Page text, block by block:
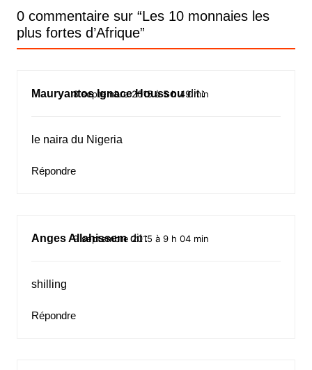
0 commentaire sur “Les 10 monnaies les
plus fortes d’Afrique”
Mauryantos Ignace Houssou dit :
8 septembre 2015 à 5 h 49 min
le naira du Nigeria
Répondre
Anges Allahissem dit :
9 septembre 2015 à 9 h 04 min
shilling
Répondre